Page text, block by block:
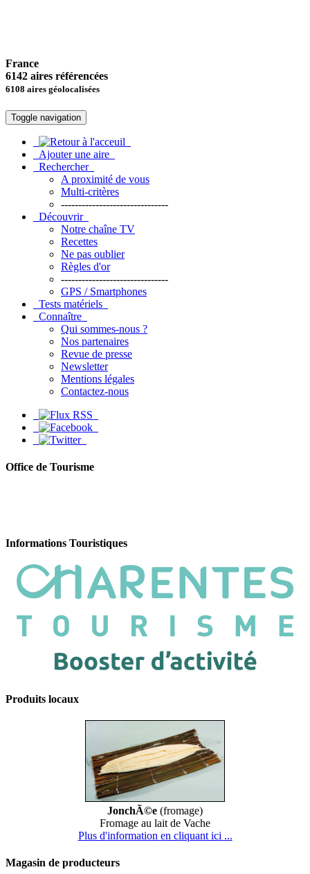
France
6142 aires référencées
6108 aires géolocalisées
Toggle navigation
Ajouter une aire
Rechercher
A proximité de vous
Multi-critères
-------------------------------
Découvrir
Notre chaîne TV
Recettes
Ne pas oublier
Règles d'or
-------------------------------
GPS / Smartphones
Tests matériels
Connaître
Qui sommes-nous ?
Nos partenaires
Revue de presse
Newsletter
Mentions légales
Contactez-nous
Office de Tourisme
Informations Touristiques
Produits locaux
JonchÃ©e (fromage)
Fromage au lait de Vache
Plus d'information en cliquant ici ...
Magasin de producteurs